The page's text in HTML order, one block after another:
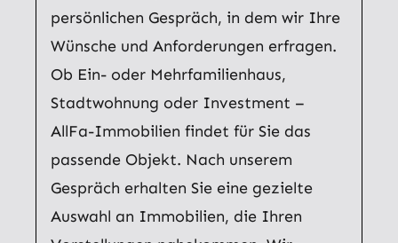
persönlichen Gespräch, in dem wir Ihre
Wünsche und Anforderungen erfragen.
Ob Ein- oder Mehrfamilienhaus,
Stadtwohnung oder Investment –
AllFa-Immobilien findet für Sie das
passende Objekt. Nach unserem
Gespräch erhalten Sie eine gezielte
Auswahl an Immobilien, die Ihren